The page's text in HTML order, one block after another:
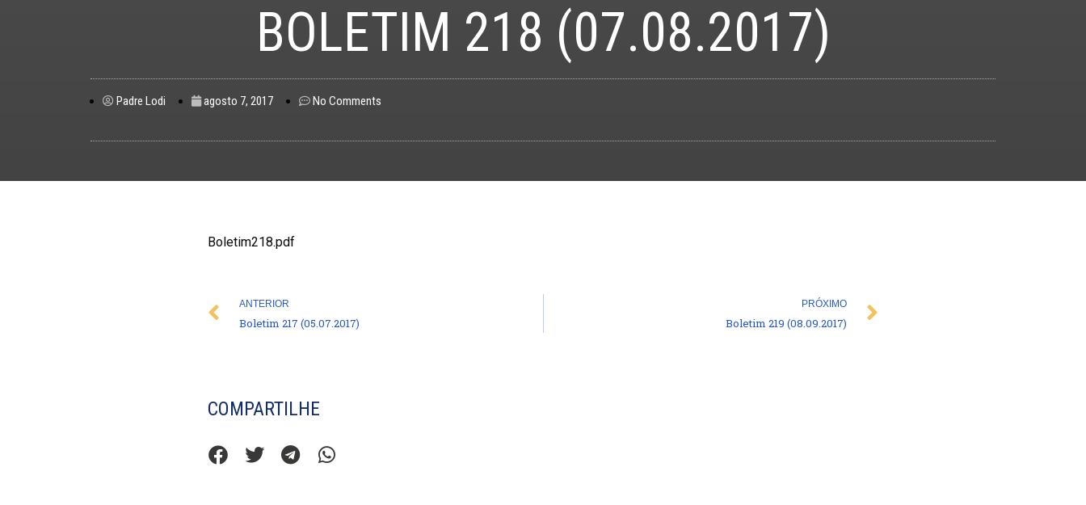
BOLETIM 218 (07.08.2017)
Padre Lodi agosto 7, 2017 No Comments
Boletim218.pdf
Prev
ANTERIOR
Boletim 217 (05.07.2017)
PRÓXIMO
Boletim 219 (08.09.2017)
COMPARTILHE